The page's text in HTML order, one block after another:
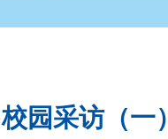
校园采访（一）